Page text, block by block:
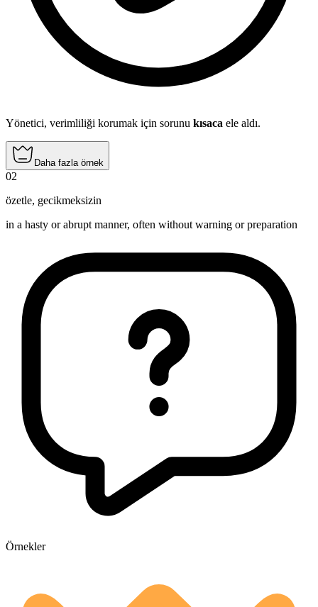
Yönetici, verimliliği korumak için sorunu kısaca ele aldı.
Daha fazla örnek
02
özetle, gecikmeksizin
in a hasty or abrupt manner, often without warning or preparation
Örnekler